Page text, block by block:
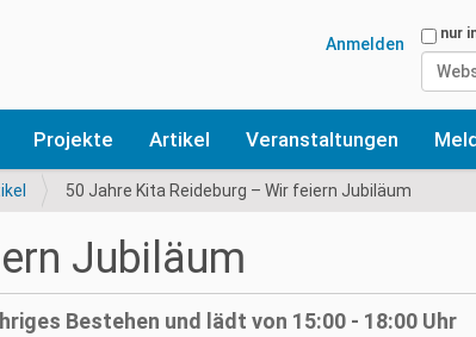
nur
Anmelden
Projekte Artikel Veranstaltungen
50 Jahre Kita Reideburg – Wir feiern Jubiläum
Jubiläum
Bestehen und lädt von 15:00 - 18:00 Uhr